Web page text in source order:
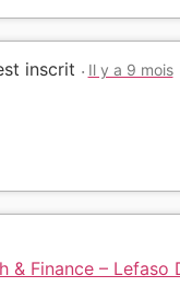
inscrit Il y a 9 mois
& Finance – Lefaso